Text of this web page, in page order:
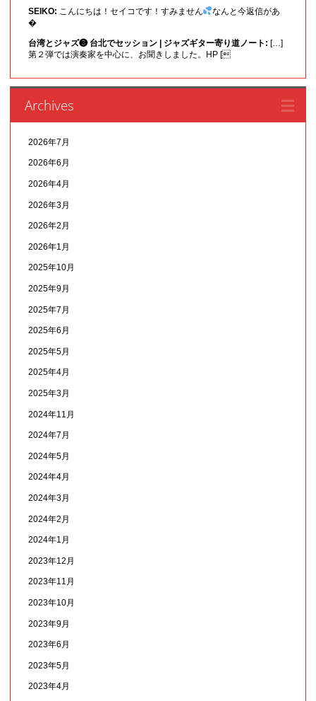
SEIKO: こんにちは！セイコです！すみません
なんと今返信があ
�
台湾とジャズ❸ 台北でセッション | ジャズギター寄り道ノート: […]
第２弾では演奏家を中心に、お聞きしました。HP [
Archives
2026年7月
2026年6月
2026年4月
2026年3月
2026年2月
2026年1月
2025年10月
2025年9月
2025年7月
2025年6月
2025年5月
2025年4月
2025年3月
2024年11月
2024年7月
2024年5月
2024年4月
2024年3月
2024年2月
2024年1月
2023年12月
2023年11月
2023年10月
2023年9月
2023年6月
2023年5月
2023年4月